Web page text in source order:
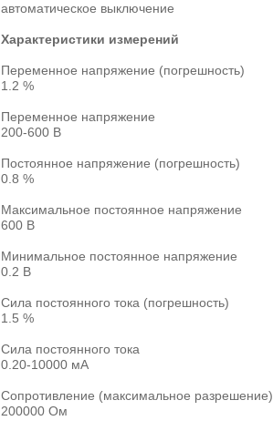
автоматическое выключение
Характеристики измерений
Переменное напряжение (погрешность)
1.2 %
Переменное напряжение
200-600 В
Постоянное напряжение (погрешность)
0.8 %
Максимальное постоянное напряжение
600 В
Минимальное постоянное напряжение
0.2 В
Сила постоянного тока (погрешность)
1.5 %
Сила постоянного тока
0.20-10000 мА
Сопротивление (максимальное разрешение)
200000 Ом